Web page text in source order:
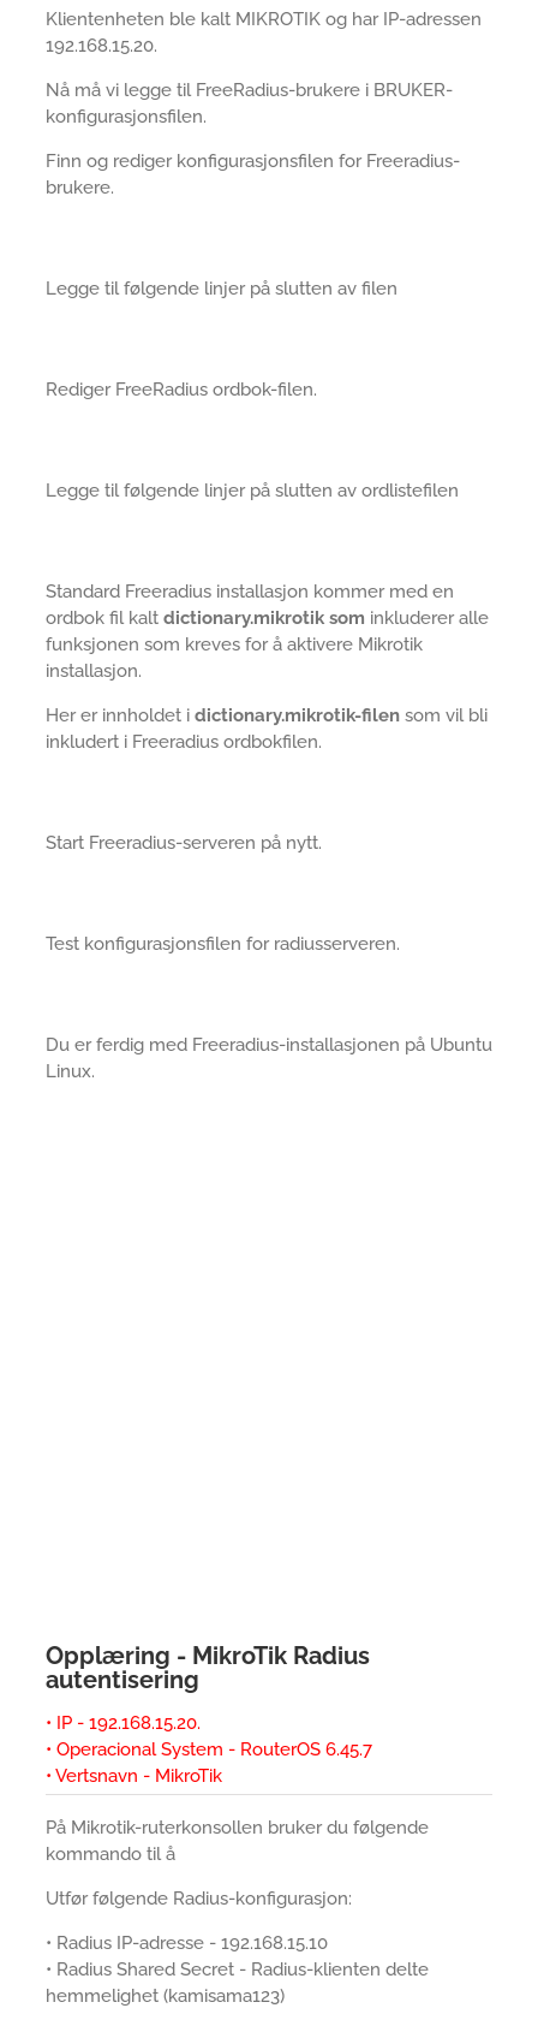
Klientenheten ble kalt MIKROTIK og har IP-adressen
192.168.15.20.
Nå må vi legge til FreeRadius-brukere i BRUKER-
konfigurasjonsfilen.
Finn og rediger konfigurasjonsfilen for Freeradius-
brukere.
Legge til følgende linjer på slutten av filen
Rediger FreeRadius ordbok-filen.
Legge til følgende linjer på slutten av ordlistefilen
Standard Freeradius installasjon kommer med en
ordbok fil kalt dictionary.mikrotik som inkluderer alle
funksjonen som kreves for å aktivere Mikrotik
installasjon.
Her er innholdet i dictionary.mikrotik-filen som vil bli
inkludert i Freeradius ordbokfilen.
Start Freeradius-serveren på nytt.
Test konfigurasjonsfilen for radiusserveren.
Du er ferdig med Freeradius-installasjonen på Ubuntu
Linux.
Opplæring - MikroTik Radius
autentisering
• IP - 192.168.15.20.
• Operacional System - RouterOS 6.45.7
• Vertsnavn - MikroTik
På Mikrotik-ruterkonsollen bruker du følgende
kommando til å
Utfør følgende Radius-konfigurasjon:
• Radius IP-adresse - 192.168.15.10
• Radius Shared Secret - Radius-klienten delte
hemmelighet (kamisama123)